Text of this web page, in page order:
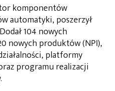
komponentów
automatyki, poszerzył
104 nowych
nowych produktów (NPI),
platformy
programu realizacji